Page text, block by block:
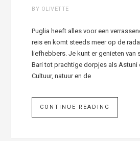
BY OLIVETTE
Puglia heeft alles voor een
reis en komt steeds meer op de
liefhebbers. Je kunt er genieten van
Bari tot prachtige dorpjes als Astuni
Cultuur, natuur en de
CONTINUE READING